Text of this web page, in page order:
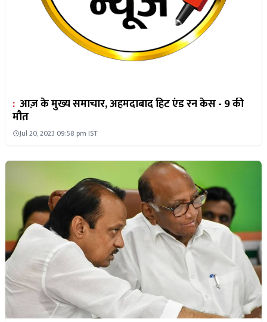
:
मौत
Jul 20, 2023 09:58 pm IST